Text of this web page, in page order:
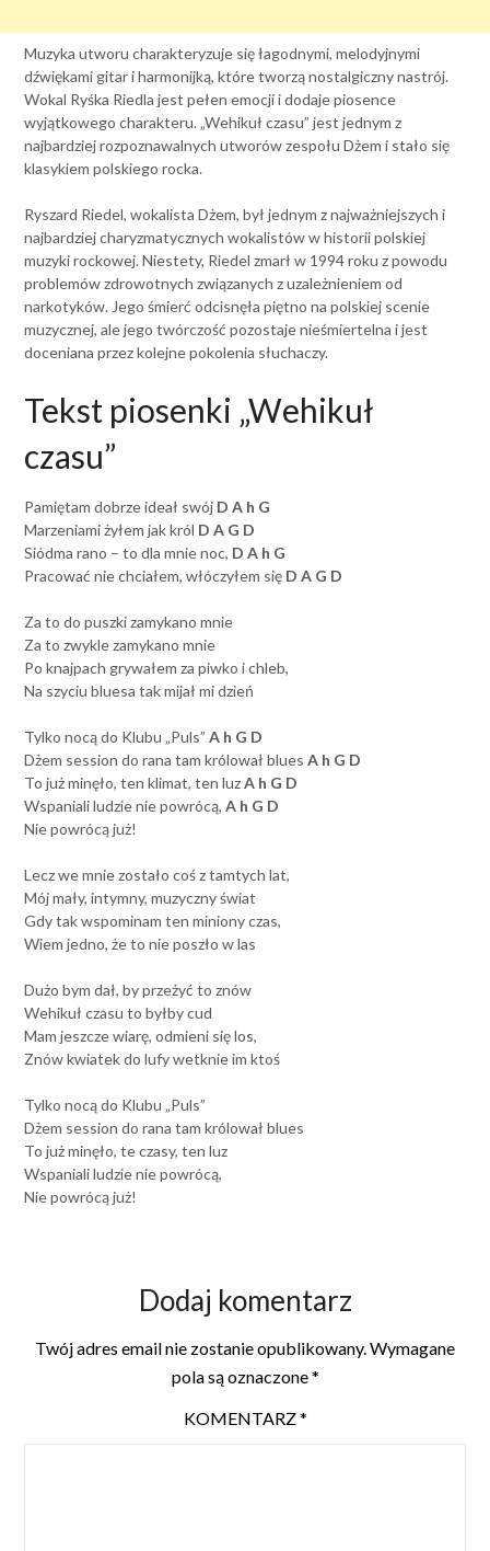
Muzyka utworu charakteryzuje się łagodnymi, melodyjnymi
dźwiękami gitar i harmonijką, które tworzą nostalgiczny nastrój.
Wokal Ryśka Riedla jest pełen emocji i dodaje piosence
wyjątkowego charakteru. „Wehikuł czasu” jest jednym z
najbardziej rozpoznawalnych utworów zespołu Dżem i stało się
klasykiem polskiego rocka.
Ryszard Riedel, wokalista Dżem, był jednym z najważniejszych i
najbardziej charyzmatycznych wokalistów w historii polskiej
muzyki rockowej. Niestety, Riedel zmarł w 1994 roku z powodu
problemów zdrowotnych związanych z uzależnieniem od
narkotyków. Jego śmierć odcisnęła piętno na polskiej scenie
muzycznej, ale jego twórczość pozostaje nieśmiertelna i jest
doceniana przez kolejne pokolenia słuchaczy.
Tekst piosenki „Wehikuł
czasu”
Pamiętam dobrze ideał swój D A h G
Marzeniami żyłem jak król D A G D
Siódma rano – to dla mnie noc, D A h G
Pracować nie chciałem, włóczyłem się D A G D
Za to do puszki zamykano mnie
Za to zwykle zamykano mnie
Po knajpach grywałem za piwko i chleb,
Na szyciu bluesa tak mijał mi dzień
Tylko nocą do Klubu „Puls”A h G D
Dżem session do rana tam królował bluesA h G D
To już minęło, ten klimat, ten luzA h G D
Wspaniali ludzie nie powrócą,A h G D
Nie powrócą już!
Lecz we mnie zostało coś z tamtych lat,
Mój mały, intymny, muzyczny świat
Gdy tak wspominam ten miniony czas,
Wiem jedno, że to nie poszło w las
Dużo bym dał, by przeżyć to znów
Wehikuł czasu to byłby cud
Mam jeszcze wiarę, odmieni się los,
Znów kwiatek do lufy wetknie im ktoś
Tylko nocą do Klubu „Puls”
Dżem session do rana tam królował blues
To już minęło, te czasy, ten luz
Wspaniali ludzie nie powrócą,
Nie powrócą już!
Dodaj komentarz
Twój adres email nie zostanie opublikowany. Wymagane
pola są oznaczone*
KOMENTARZ*